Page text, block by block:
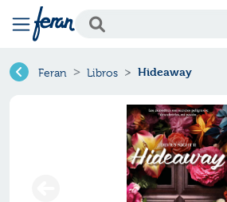
Feran Libros Hideaway